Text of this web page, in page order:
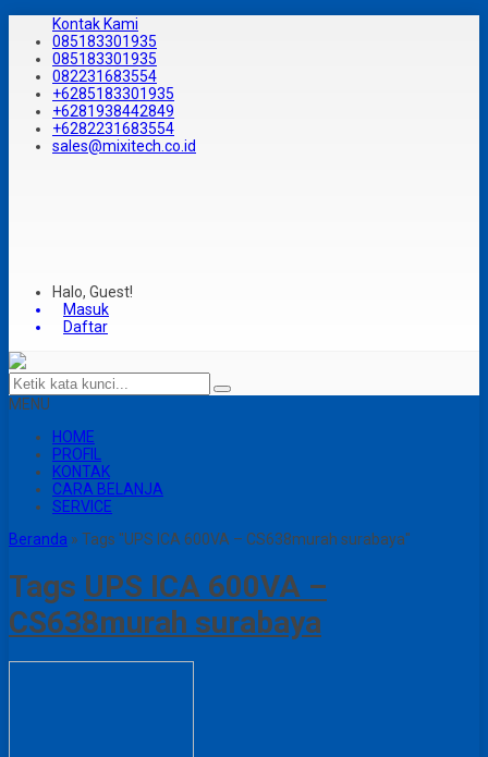
Kontak Kami
085183301935
085183301935
082231683554
+6285183301935
+6281938442849
+6282231683554
sales@mixitech.co.id
Halo, Guest!
Masuk
Daftar
MENU
HOME
PROFIL
KONTAK
CARA BELANJA
SERVICE
Beranda » Tags "UPS ICA 600VA – CS638murah surabaya"
Tags UPS ICA 600VA –
CS638murah surabaya